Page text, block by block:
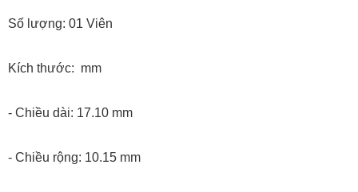
Số lượng: 01 Viên
Kích thước: mm
- Chiều dài: 17.10 mm
- Chiều rộng: 10.15 mm